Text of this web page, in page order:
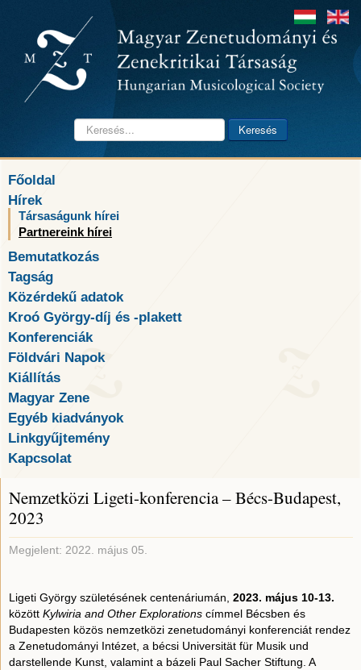
Keresés... Keresés
Főoldal
Hírek
Társaságunk hírei
Partnereink hírei
Bemutatkozás
Tagság
Közérdekű adatok
Kroó György-díj és -plakett
Konferenciák
Földvári Napok
Kiállítás
Magyar Zene
Egyéb kiadványok
Linkgyűjtemény
Kapcsolat
Nemzetközi Ligeti-konferencia – Bécs-Budapest,
2023
Megjelent: 2022. május 05.
Ligeti György születésének centenáriumán, 2023. május 10-13.
között Kylwiria and Other Explorations címmel Bécsben és
Budapesten közös nemzetközi zenetudományi konferenciát rendez
a Zenetudományi Intézet, a bécsi Universität für Musik und
darstellende Kunst, valamint a bázeli Paul Sacher Stiftung. A